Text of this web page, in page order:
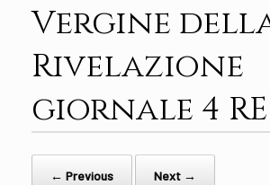
Vergine
Rivelazione
giornale 4
← Previous Next →